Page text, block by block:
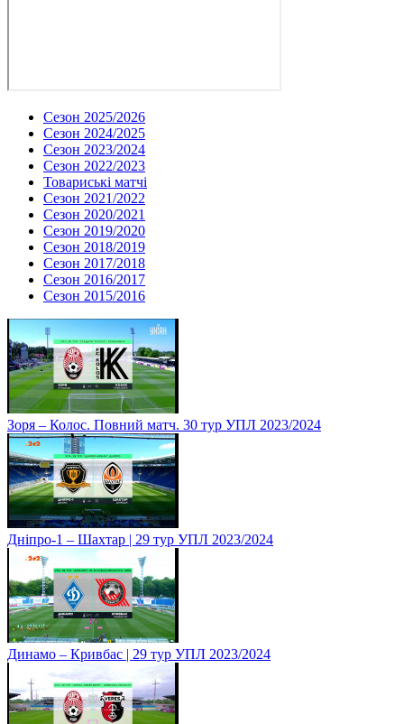
Сезон 2025/2026
Сезон 2024/2025
Сезон 2023/2024
Сезон 2022/2023
Товариські матчі
Сезон 2021/2022
Сезон 2020/2021
Сезон 2019/2020
Сезон 2018/2019
Сезон 2017/2018
Сезон 2016/2017
Сезон 2015/2016
Зоря – Колос. Повний матч. 30 тур УПЛ 2023/2024
Дніпро-1 – Шахтар | 29 тур УПЛ 2023/2024
Динамо – Кривбас | 29 тур УПЛ 2023/2024